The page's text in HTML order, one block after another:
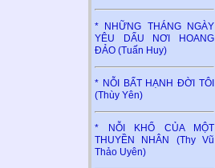
* NHỮNG THÁNG NGÀY
YÊU DẤU NƠI HOANG
ĐẢO (Tuấn Huy)
* NỖI BẤT HẠNH ĐỜI TÔI
(Thùy Yên)
* NỖI KHỔ CỦA MỘT
THUYỀN NHÂN (Thy Vũ
Thảo Uyên)